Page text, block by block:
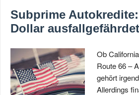
Subprime
Dollar ausfallgefährdet
Ob
Route 66 –
gehört
Allerdings